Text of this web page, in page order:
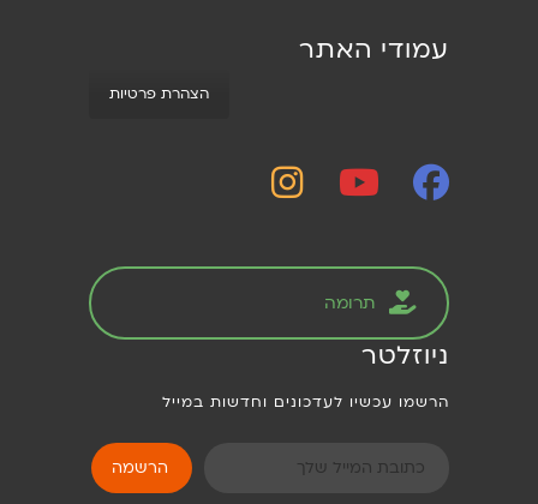
עמודי האתר
הצהרת פרטיות
תרומה
ניוזלטר
הרשמו עכשיו לעדכונים וחדשות במייל